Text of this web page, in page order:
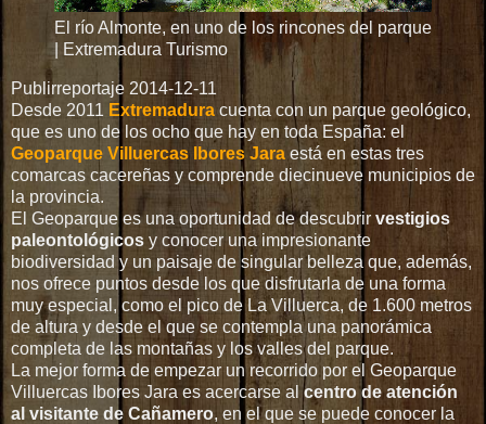
El río Almonte, en uno de los rincones del parque
| Extremadura Turismo
Publirreportaje 2014-12-11
Desde 2011 Extremadura cuenta con un parque geológico,
que es uno de los ocho que hay en toda España: el
Geoparque Villuercas Ibores Jara está en estas tres
comarcas cacereñas y comprende diecinueve municipios de
la provincia.
El Geoparque es una oportunidad de descubrir vestigios
paleontológicos y conocer una impresionante
biodiversidad y un paisaje de singular belleza que, además,
nos ofrece puntos desde los que disfrutarla de una forma
muy especial, como el pico de La Villuerca, de 1.600 metros
de altura y desde el que se contempla una panorámica
completa de las montañas y los valles del parque.
La mejor forma de empezar un recorrido por el Geoparque
Villuercas Ibores Jara es acercarse alcentro de atención
al visitante de Cañamero, en el que se puede conocer la